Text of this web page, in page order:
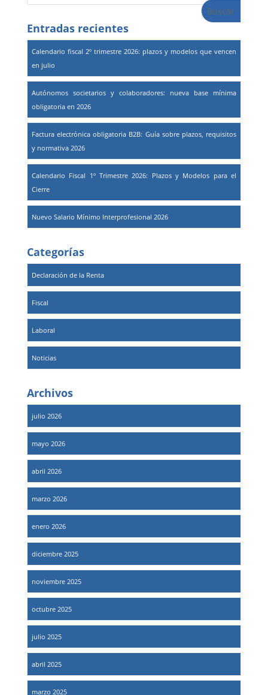
Entradas recientes
Calendario fiscal 2º trimestre 2026: plazos y modelos que vencen
en julio
Autónomos societarios y colaboradores: nueva base mínima
obligatoria en 2026
Factura electrónica obligatoria B2B: Guía sobre plazos, requisitos
y normativa 2026
Calendario Fiscal 1º Trimestre 2026: Plazos y Modelos para el
Cierre
Nuevo Salario Mínimo Interprofesional 2026
Categorías
Declaración de la Renta
Fiscal
Laboral
Noticias
Archivos
julio 2026
mayo 2026
abril 2026
marzo 2026
enero 2026
diciembre 2025
noviembre 2025
octubre 2025
julio 2025
abril 2025
marzo 2025